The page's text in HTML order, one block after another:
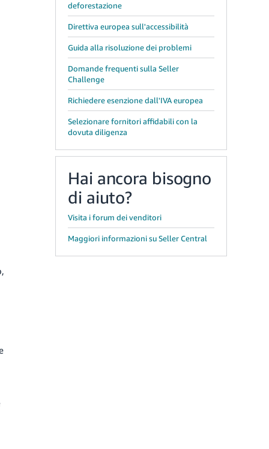
deforestazione
Direttiva europea sull'accessibilità
Guida alla risoluzione dei problemi
Domande frequenti sulla Seller
Challenge
Richiedere esenzione dall'IVA europea
Selezionare fornitori affidabili con la
dovuta diligenza
Hai ancora bisogno
di aiuto?
Visita i forum dei venditori
Maggiori informazioni su Seller Central